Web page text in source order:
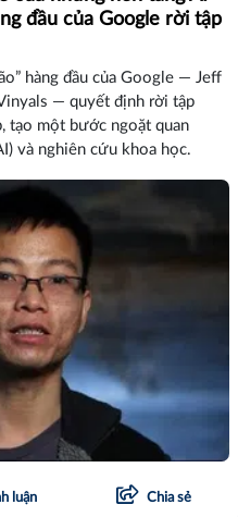
đầu của Google rời tập
hàng đầu của Google — Jeff
— quyết định rời tập
tạo một bước ngoặt quan
và nghiên cứu khoa học.
luận Chia sẻ